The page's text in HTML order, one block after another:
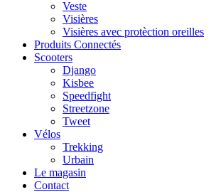
Veste
Visières
Visières avec protèction oreilles
Produits Connectés
Scooters
Django
Kisbee
Speedfight
Streetzone
Tweet
Vélos
Trekking
Urbain
Le magasin
Contact